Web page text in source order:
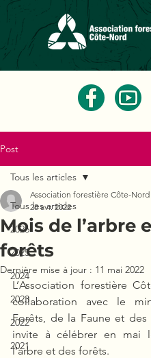
Post
Tous les articles
2026
2025
2024
2023
2022
2021
Tous les articles
Mois de l’arbre
forêts
Association forestière Côte-Nord
28 avr. 2022
Dernière mise à jour : 11 mai 2022
L’Association forestière
collaboration avec le
Forêts, de la Faune et des
invite à célébrer en mai
l’arbre et des forêts.